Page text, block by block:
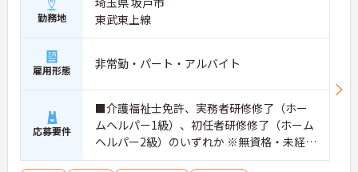
勤務地
東武東上線
雇用形態 非常勤・パート・アルバイト
応募要件
■介護福祉士免許、実務者研修修了（ホー
ムヘルパー1級）、初任者研修修了（ホーム
ヘルパー2級）のいずれか ※無資格・未経
験・資格取得見込みの方も相談可 ※経験